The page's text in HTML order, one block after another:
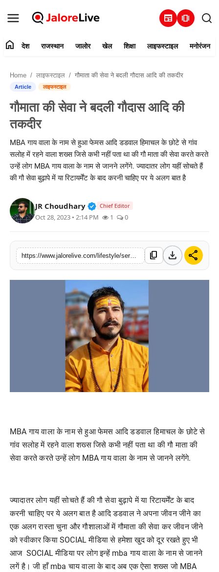
newspaper amp_stories
संपर्क करें
देश
जालोर
खेल
शिक्षा
मनोरंजन
तकनीक
home देश राजस्थान जालोर खेल शिक्षा लाइफस्टाइल मनोरंजन
Home लाइफस्टाइल गौमाता की सेवा ने बदली गौदास आदि की तकदीर
Article लाइफस्टाइल
गौमाता की सेवा ने बदली गौदास आदि की
तकदीर
MBA गाय वाला के नाम से हुआ फेमस आदि डडवाल हिमाचल के छोटे से गांव
सलोह में रहने वाला शख्स जिसे कभी नहीं पता था की गौ माता की सेवा करते करते
उन्हें लोग MBA गाय वाला के नाम से जानने लगेंगे. ज्यादातर लोग यहीं सोचते हैं
की गौ सेवा बुढ़ापे में या रिटायर्मेंट के बाद करनी चाहिए पर ये अलग बात है
JR Choudhary Verified Public Figure • 30 Mar,
Chief Editor
Oct 28, 2023 • 2:14 PM 1 0
https://www.jalorelive.com/lifestyle/service-to-mother-cow-changed-fate-of content_copy download share
MBA गाय वाला के नाम से हुआ फेमस आदि डडवाल हिमाचल के छोटे से
गांव सलोह में रहने वाला शख्स जिसे कभी नहीं पता था की गौ माता की
सेवा करते करते उन्हें लोग MBA गाय वाला के नाम से जानने लगेंगे.
ज्यादातर लोग यहीं सोचते हैं की गौ सेवा बुढ़ापे में या रिटायर्मेंट के बाद
करनी चाहिए पर ये अलग बात है आदि डडवाल ने अपना जीवन जीने का
एक अलग रास्ता चुना और गौशालाओं में गौमाता की सेवा कर जीवन जीने
को स्वीकार किया SOCIAL मीडिया से हमेशा खुद को दूर रखते हुए भी
आज SOCIAL मीडिया पर लोग इन्हें mba गाय वाला के नाम से जानने
लगें है। जी हाँ mba चाय वाला के बाद अब एक ऐसा शख्स जो MBA